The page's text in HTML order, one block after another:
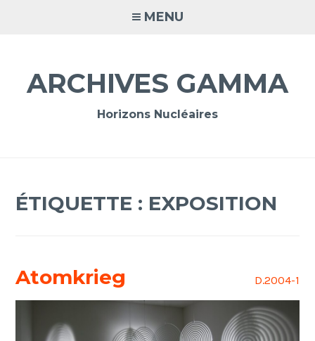
MENU
ARCHIVES GAMMA
Horizons Nucléaires
ÉTIQUETTE : EXPOSITION
Atomkrieg D.2004-1